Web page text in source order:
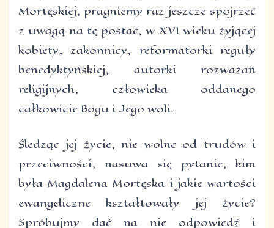
Mortęskiej, pragniemy raz jeszcze spojrzeć
z uwagą na tę postać, w XVI wieku żyjącej
kobiety, zakonnicy, reformatorki reguły
benedyktyńskiej, autorki rozważań
religijnych, człowieka oddanego
całkowicie Bogu i Jego woli.
Śledząc jej życie, nie wolne od trudów i
przeciwności, nasuwa się pytanie, kim
była Magdalena Mortęska i jakie wartości
ewangeliczne kształtowały jej życie?
Spróbujmy dać na nie odpowiedź i